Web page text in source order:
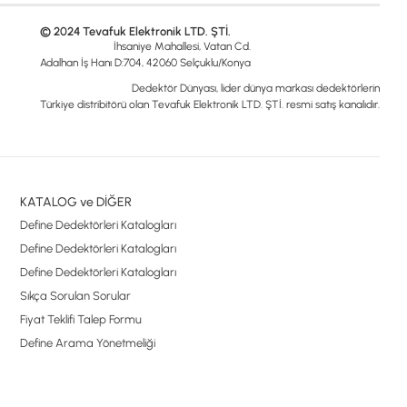
© 2024 Tevafuk Elektronik LTD. ŞTİ.
İhsaniye Mahallesi, Vatan Cd.
Adalhan İş Hanı D:704, 42060 Selçuklu/Konya
Dedektör Dünyası, lider dünya markası dedektörlerin
Türkiye distribitörü olan Tevafuk Elektronik LTD. ŞTİ. resmi satış kanalıdır.
KATALOG ve DİĞER
Define Dedektörleri Katalogları
Define Dedektörleri Katalogları
Define Dedektörleri Katalogları
Sıkça Sorulan Sorular
Fiyat Teklifi Talep Formu
Define Arama Yönetmeliği